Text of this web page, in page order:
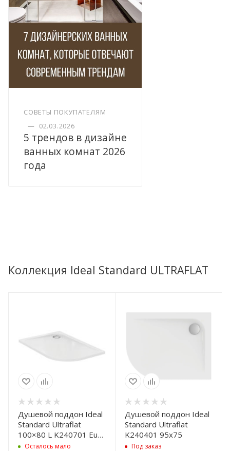
СОВЕТЫ ПОКУПАТЕЛЯМ
— 02.03.2026
5 трендов в дизайне
ванных комнат 2026
года
Коллекция Ideal Standard ULTRAFLAT
Душевой поддон Ideal
Standard Ultraflat
100×80 L K240701 Euro
White
Осталось мало
Душевой поддон Ideal
Standard Ultraflat
K240401 95x75
Под заказ